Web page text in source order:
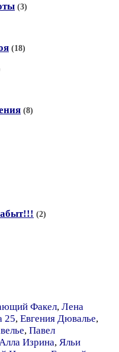
(3)
(18)
(8)
(2)
Факел, Лена
25, Евгения Дювалье,
, Павел
Изрина, Яльи